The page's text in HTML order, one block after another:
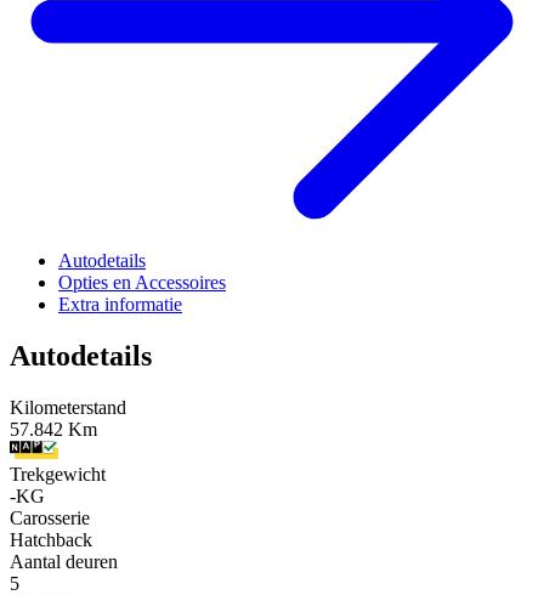
Autodetails
Opties en Accessoires
Extra informatie
Autodetails
Kilometerstand
57.842 Km
Trekgewicht
-KG
Carosserie
Hatchback
Aantal deuren
5